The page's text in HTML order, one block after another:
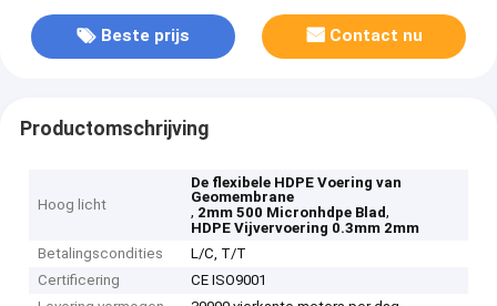
Beste prijs Contact nu
Productomschrijving
Hoog licht
De flexibele HDPE Voering van
Geomembrane
, 2mm 500 Micronhdpe Blad,
HDPE Vijvervoering 0.3mm 2mm
Betalingscondities
L/C, T/T
Certificering
CE ISO9001